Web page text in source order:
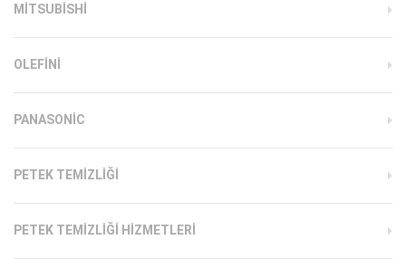
MITSUBISHI
OLEFINI
PANASONIC
PETEK TEMIZLIĞI
PETEK TEMIZLIĞI HIZMETLERI